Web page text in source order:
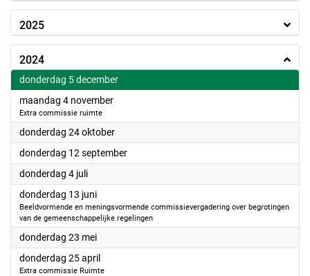
2025
2024
donderdag 5 december2024
maandag 4 november2024
Extra commissie ruimte
donderdag 24 oktober2024
donderdag 12 september2024
donderdag 4 juli2024
donderdag 13 juni2024
Beeldvormende en meningsvormende commissievergadering over begrotingen
van de gemeenschappelijke regelingen
donderdag 23 mei2024
donderdag 25 april2024
Extra commissie Ruimte